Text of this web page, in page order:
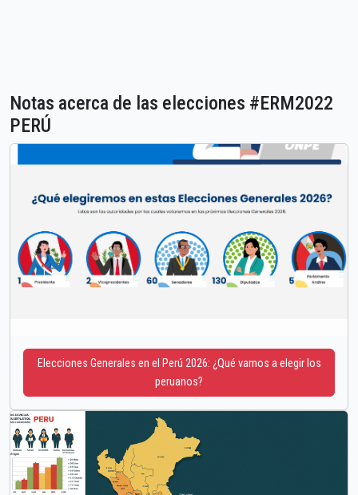
Notas acerca de las elecciones #ERM2022
PERÚ
Elecciones Generales en el Perú 2026: ¿Qué vamos a elegir los
peruanos?